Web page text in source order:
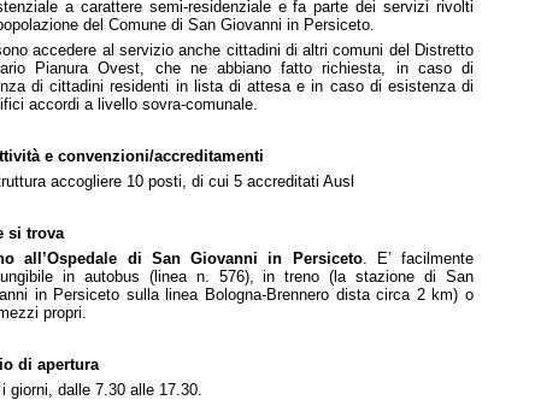
a carattere semi-residenziale e fa parte dei servizi rivolti
del Comune di San Giovanni in Persiceto.
accedere al servizio anche cittadini di altri comuni del Distretto
Pianura Ovest, che ne abbiano fatto richiesta, in caso di
di cittadini residenti in lista di attesa e in caso di esistenza di
accordi a livello sovra-comunale.
e convenzioni/accreditamenti
accogliere 10 posti, di cui 5 accreditati Ausl
si trova
all’Ospedale di San Giovanni in Persiceto. E’ facilmente
in autobus (linea n. 576), in treno (la stazione di San
in Persiceto sulla linea Bologna-Brennero dista circa 2 km) o
propri.
di apertura
i giorni, dalle 7.30 alle 17.30.